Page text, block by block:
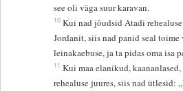
see oli väga suur karavan.
10 Kui nad jõudsid Atadi
Jordanit, siis nad panid seal
leinakaebuse, ja ta pidas oma isa
11 Kui maa elanikud,
rehealuse juures, siis nad ütlesid: